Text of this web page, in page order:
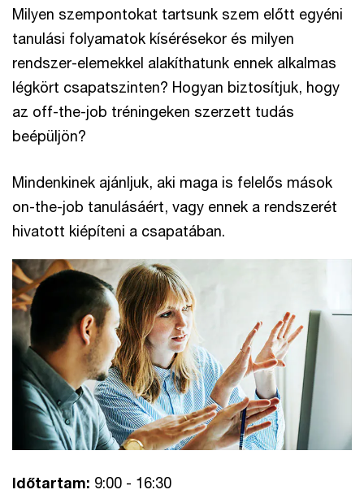
Milyen szempontokat tartsunk szem előtt egyéni
tanulási folyamatok kísérésekor és milyen
rendszer-elemekkel alakíthatunk ennek alkalmas
légkört csapatszinten? Hogyan biztosítjuk, hogy
az off-the-job tréningeken szerzett tudás
beépüljön?
Mindenkinek ajánljuk, aki maga is felelős mások
on-the-job tanulásáért, vagy ennek a rendszerét
hivatott kiépíteni a csapatában.
Időtartam: 9:00 - 16:30